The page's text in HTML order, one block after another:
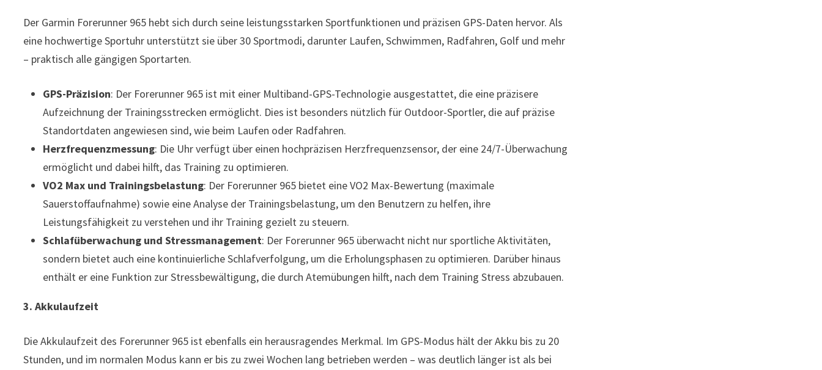
Der Garmin Forerunner 965 hebt sich durch seine leistungsstarken Sportfunktionen und präzisen GPS-Daten hervor. Als
eine hochwertige Sportuhr unterstützt sie über 30 Sportmodi, darunter Laufen, Schwimmen, Radfahren, Golf und mehr
– praktisch alle gängigen Sportarten.
GPS-Präzision: Der Forerunner 965 ist mit einer Multiband-GPS-Technologie ausgestattet, die eine präzisere
Aufzeichnung der Trainingsstrecken ermöglicht. Dies ist besonders nützlich für Outdoor-Sportler, die auf präzise
Standortdaten angewiesen sind, wie beim Laufen oder Radfahren.
Herzfrequenzmessung: Die Uhr verfügt über einen hochpräzisen Herzfrequenzsensor, der eine 24/7-Überwachung
ermöglicht und dabei hilft, das Training zu optimieren.
VO2 Max und Trainingsbelastung: Der Forerunner 965 bietet eine VO2 Max-Bewertung (maximale
Sauerstoffaufnahme) sowie eine Analyse der Trainingsbelastung, um den Benutzern zu helfen, ihre
Leistungsfähigkeit zu verstehen und ihr Training gezielt zu steuern.
Schlafüberwachung und Stressmanagement: Der Forerunner 965 überwacht nicht nur sportliche Aktivitäten,
sondern bietet auch eine kontinuierliche Schlafverfolgung, um die Erholungsphasen zu optimieren. Darüber hinaus
enthält er eine Funktion zur Stressbewältigung, die durch Atemübungen hilft, nach dem Training Stress abzubauen.
3. Akkulaufzeit
Die Akkulaufzeit des Forerunner 965 ist ebenfalls ein herausragendes Merkmal. Im GPS-Modus hält der Akku bis zu 20
Stunden, und im normalen Modus kann er bis zu zwei Wochen lang betrieben werden – was deutlich länger ist als bei